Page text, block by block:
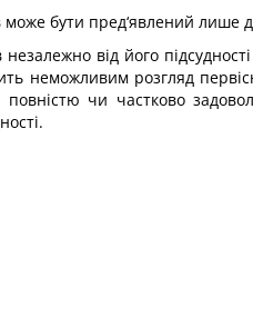
бути пред‘явлений лише
від його
неможливим розгляд
чи частково